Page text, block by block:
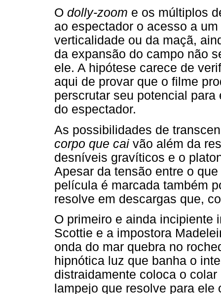
O dolly-zoom e os múltiplos
ao espectador o acesso a
verticalidade ou da maçã,
da expansão do campo não
ele. A hipótese carece de
aqui de provar que o filme
perscrutar seu potencial
do espectador.
As possibilidades de
corpo que cai vão além da
desníveis gravíticos e o
Apesar da tensão entre o
película é marcada também
resolve em descargas que,
O primeiro e ainda incipiente
Scottie e a impostora
onda do mar quebra no
hipnótica luz que banha o
distraidamente coloca o
lampejo que resolve para ele